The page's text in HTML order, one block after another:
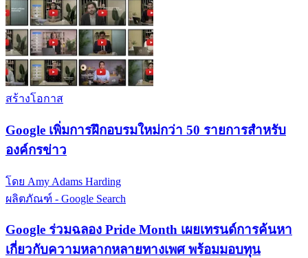
สร้างโอกาส
Google เพิ่มการฝึกอบรมใหม่กว่า 50 รายการสำหรับ
องค์กรข่าว
โดย Amy Adams Harding
ผลิตภัณฑ์ - Google Search
Google ร่วมฉลอง Pride Month เผยเทรนด์การค้นหา
เกี่ยวกับความหลากหลายทางเพศ พร้อมมอบทุน